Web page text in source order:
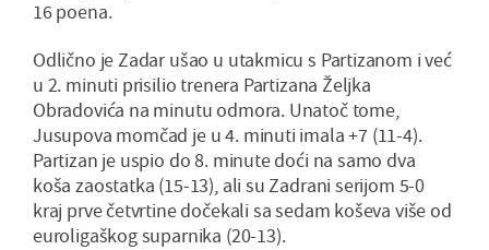
16 poena.
Odlično je Zadar ušao u utakmicu s Partizanom i već
u 2. minuti prisilio trenera Partizana Željka
Obradovića na minutu odmora. Unatoč tome,
Jusupova momčad je u 4. minuti imala +7 (11-4).
Partizan je uspio do 8. minute doći na samo dva
koša zaostatka (15-13), ali su Zadrani serijom 5-0
kraj prve četvrtine dočekali sa sedam koševa više od
euroligaškog suparnika (20-13).